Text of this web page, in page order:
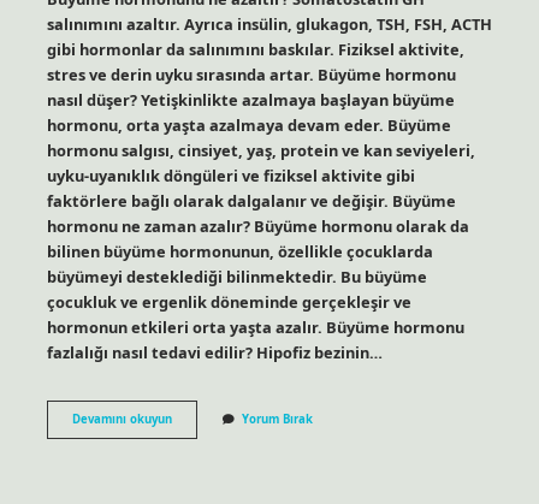
salınımını azaltır. Ayrıca insülin, glukagon, TSH, FSH, ACTH
gibi hormonlar da salınımını baskılar. Fiziksel aktivite,
stres ve derin uyku sırasında artar. Büyüme hormonu
nasıl düşer? Yetişkinlikte azalmaya başlayan büyüme
hormonu, orta yaşta azalmaya devam eder. Büyüme
hormonu salgısı, cinsiyet, yaş, protein ve kan seviyeleri,
uyku-uyanıklık döngüleri ve fiziksel aktivite gibi
faktörlere bağlı olarak dalgalanır ve değişir. Büyüme
hormonu ne zaman azalır? Büyüme hormonu olarak da
bilinen büyüme hormonunun, özellikle çocuklarda
büyümeyi desteklediği bilinmektedir. Bu büyüme
çocukluk ve ergenlik döneminde gerçekleşir ve
hormonun etkileri orta yaşta azalır. Büyüme hormonu
fazlalığı nasıl tedavi edilir? Hipofiz bezinin…
Devamını okuyunBüyüme
Hormonu
Yorum Bırak